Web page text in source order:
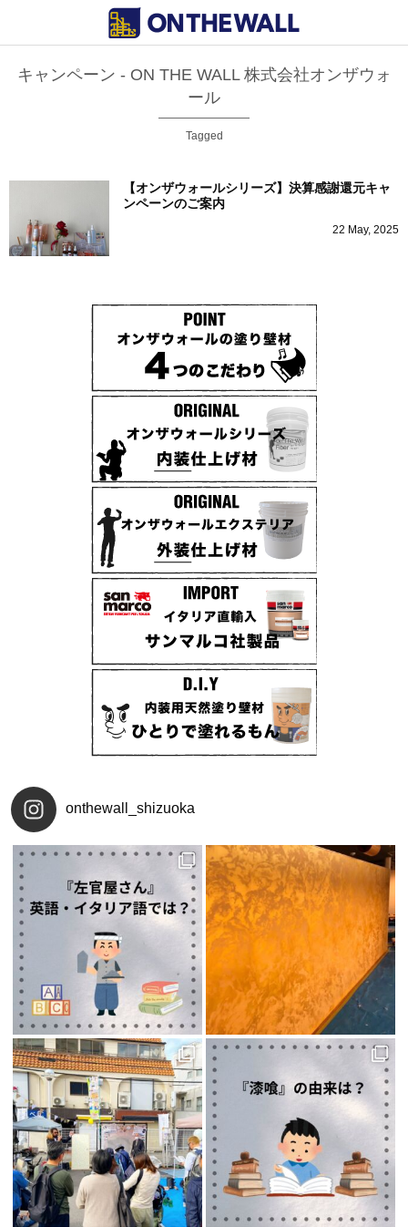
キャンペーン - ON THE WALL 株式会社オンザウォ
ール
Tagged
【オンザウォールシリーズ】決算感謝還元キャ
ンペーンのご案内
22 May, 2025
onthewall_shizuoka